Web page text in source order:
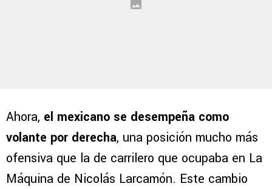
Ahora, el mexicano se desempeña como
volante por derecha, una posición mucho más
ofensiva que la de carrilero que ocupaba en La
Máquina de Nicolás Larcamón. Este cambio